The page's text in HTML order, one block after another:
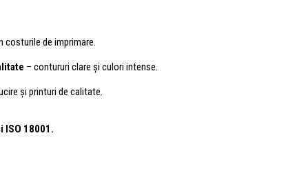
costurile de imprimare.
– contururi clare și culori intense.
și printuri de calitate.
ISO 18001.